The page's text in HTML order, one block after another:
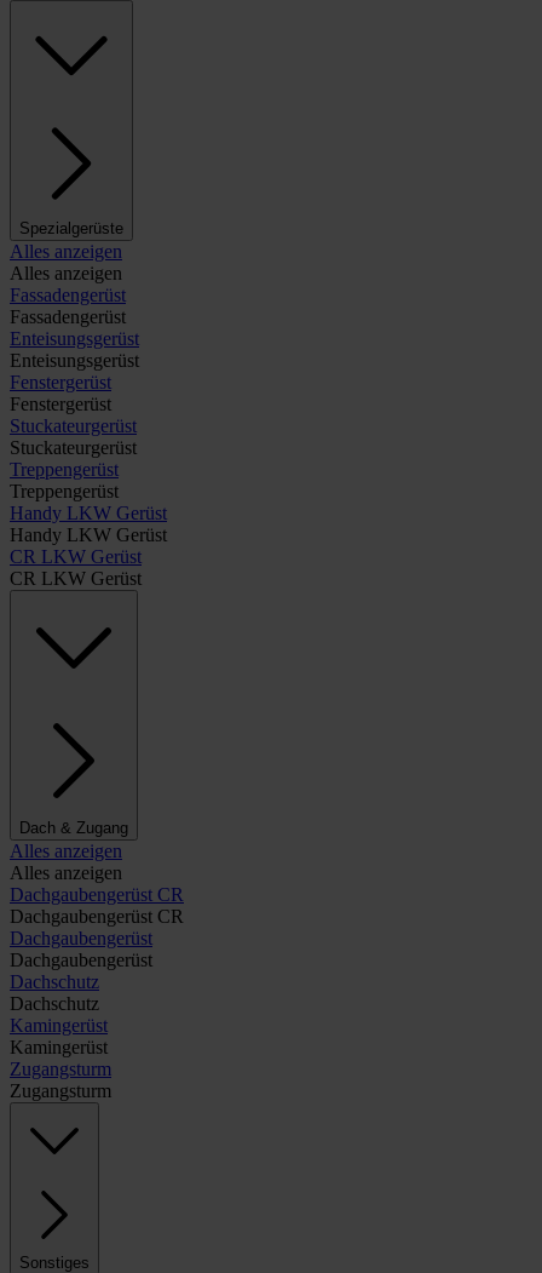
Spezialgerüste
Alles anzeigen
Alles anzeigen
Fassadengerüst
Fassadengerüst
Enteisungsgerüst
Enteisungsgerüst
Fenstergerüst
Fenstergerüst
Stuckateurgerüst
Stuckateurgerüst
Treppengerüst
Treppengerüst
Handy LKW Gerüst
Handy LKW Gerüst
CR LKW Gerüst
CR LKW Gerüst
Dach & Zugang
Alles anzeigen
Alles anzeigen
Dachgaubengerüst CR
Dachgaubengerüst CR
Dachgaubengerüst
Dachgaubengerüst
Dachschutz
Dachschutz
Kamingerüst
Kamingerüst
Zugangsturm
Zugangsturm
Sonstiges